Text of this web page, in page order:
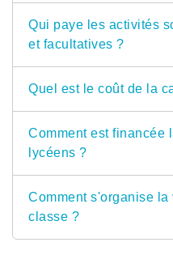
Qui paye les activités
et facultatives ?
Quel est le coût de la
Comment est financée
lycéens ?
Comment s'organise
classe ?